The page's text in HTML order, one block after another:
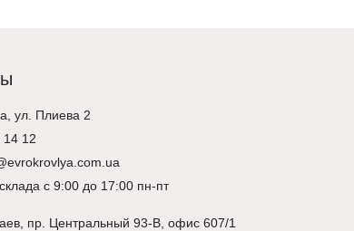
ул. Плиева 2
14 12
с 9:00 до 17:00 пн-пт
, пр. Центральный 93-В, офис 607/1